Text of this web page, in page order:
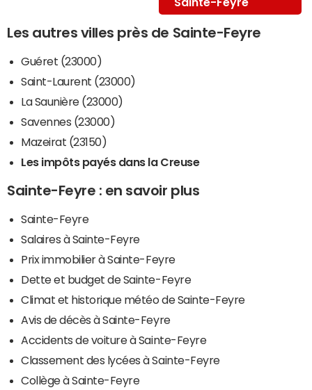
Sainte-Feyre
Les autres villes près de Sainte-Feyre
Guéret (23000)
Saint-Laurent (23000)
La Saunière (23000)
Savennes (23000)
Mazeirat (23150)
Les impôts payés dans la Creuse
Sainte-Feyre : en savoir plus
Sainte-Feyre
Salaires à Sainte-Feyre
Prix immobilier à Sainte-Feyre
Dette et budget de Sainte-Feyre
Climat et historique météo de Sainte-Feyre
Avis de décès à Sainte-Feyre
Accidents de voiture à Sainte-Feyre
Classement des lycées à Sainte-Feyre
Collège à Sainte-Feyre